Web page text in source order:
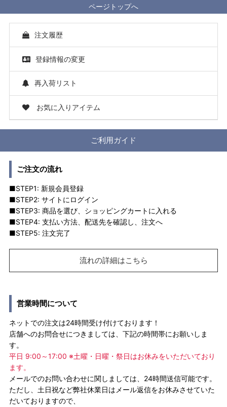
ページトップへ
注文履歴
登録情報の変更
再入荷リスト
お気に入りアイテム
ご利用ガイド
ご注文の流れ
■STEP1: 新規会員登録
■STEP2: サイトにログイン
■STEP3: 商品を選び、ショッピングカートに入れる
■STEP4: 支払い方法、配送先を確認し、注文へ
■STEP5: 注文完了
流れの詳細はこちら
営業時間について
ネットでの注文は24時間受け付けております！
店舗へのお問合せにつきましては、下記の時間帯にお願いしま
す。
平日 9:00～17:00 ※土曜・日曜・祭日はお休みをいただいており
ます。
メールでのお問い合わせに関しましては、24時間送信可能です。
ただし、土日祝など弊社休業日はメール返信をお休みさせていた
だいておりますので、